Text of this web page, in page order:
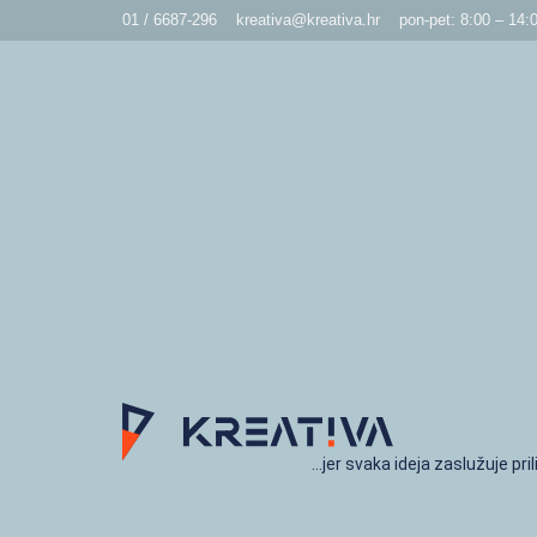
01 / 6687-296 kreativa@kreativa.hr pon-pet: 8:00 –
…jer svaka ideja zaslužuje